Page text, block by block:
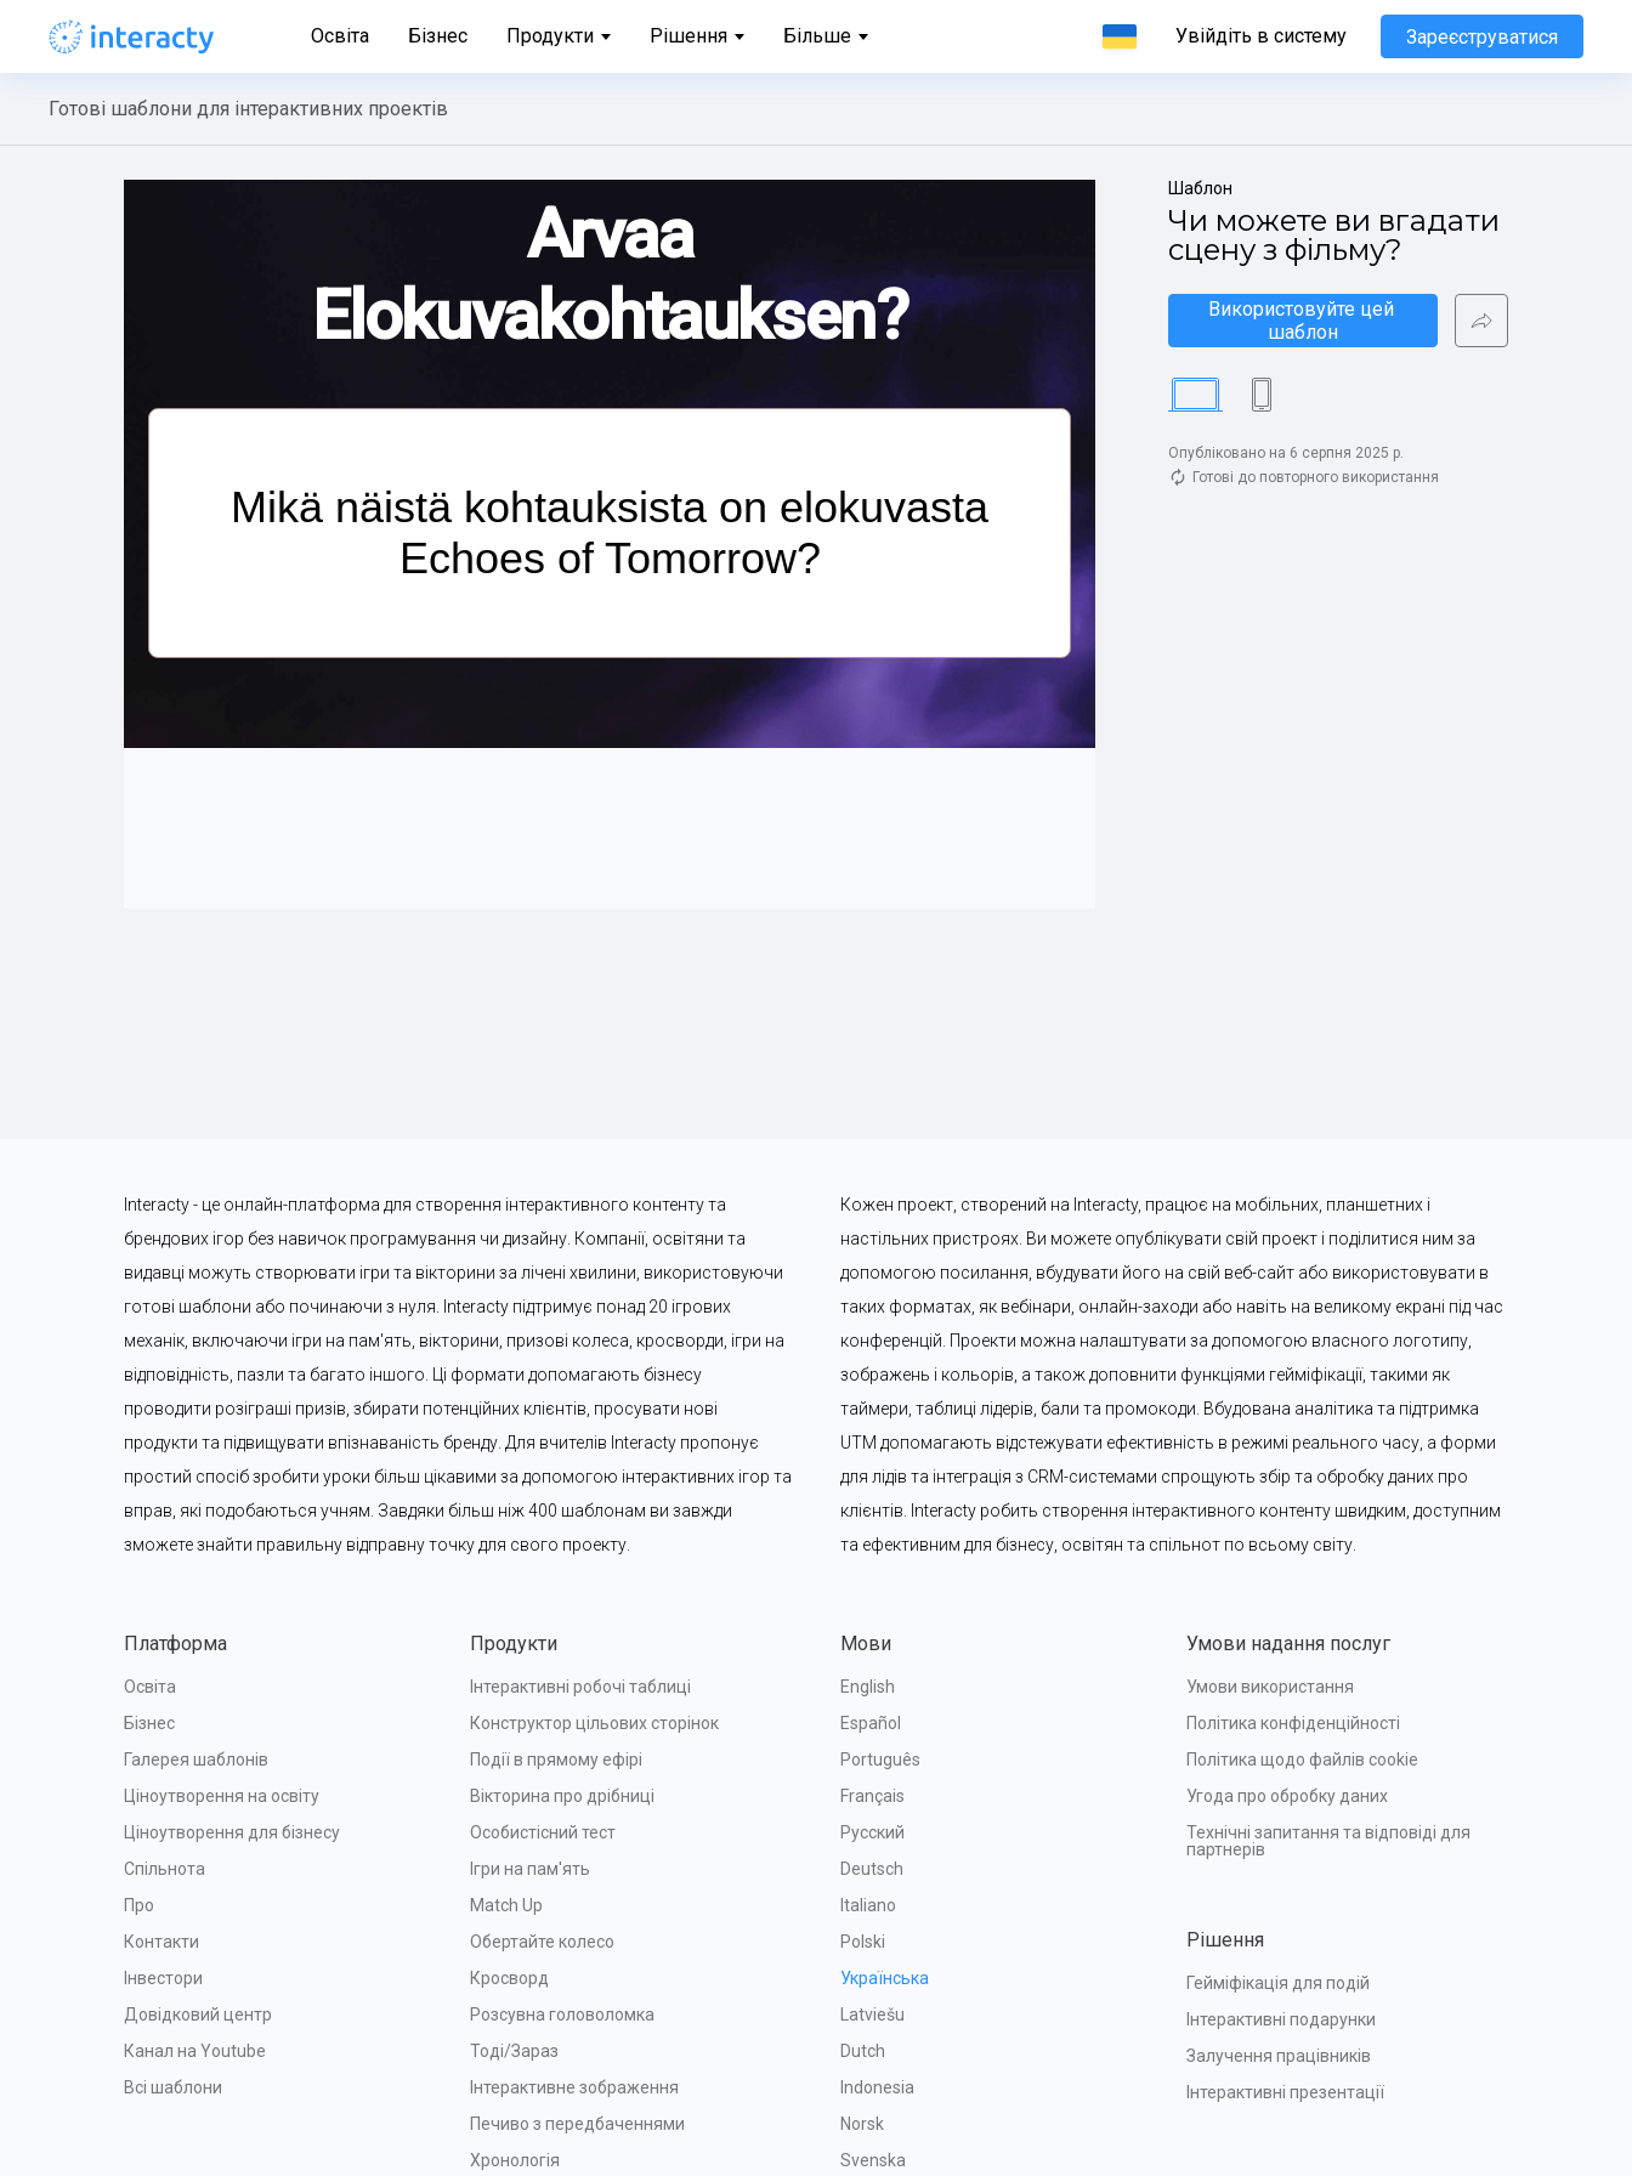
Освіта Бізнес Продукти Рішення Більше Увійдіть в систему Зареєструватися
Готові шаблони для інтерактивних проектів
Шаблон
Чи можете ви вгадати
сцену з фільму?
Використовуйте цей
шаблон
Опубліковано на 6 серпня 2025 р.
Готові до повторного використання
Interacty - це онлайн-платформа для створення інтерактивного контенту та
брендових ігор без навичок програмування чи дизайну. Компанії, освітяни та
видавці можуть створювати ігри та вікторини за лічені хвилини, використовуючи
готові шаблони або починаючи з нуля. Interacty підтримує понад 20 ігрових
механік, включаючи ігри на пам'ять, вікторини, призові колеса, кросворди, ігри на
відповідність, пазли та багато іншого. Ці формати допомагають бізнесу
проводити розіграші призів, збирати потенційних клієнтів, просувати нові
продукти та підвищувати впізнаваність бренду. Для вчителів Interacty пропонує
простий спосіб зробити уроки більш цікавими за допомогою інтерактивних ігор та
вправ, які подобаються учням. Завдяки більш ніж 400 шаблонам ви завжди
зможете знайти правильну відправну точку для свого проекту.
Кожен проект, створений на Interacty, працює на мобільних, планшетних і
настільних пристроях. Ви можете опублікувати свій проект і поділитися ним за
допомогою посилання, вбудувати його на свій веб-сайт або використовувати в
таких форматах, як вебінари, онлайн-заходи або навіть на великому екрані під час
конференцій. Проекти можна налаштувати за допомогою власного логотипу,
зображень і кольорів, а також доповнити функціями гейміфікації, такими як
таймери, таблиці лідерів, бали та промокоди. Вбудована аналітика та підтримка
UTM допомагають відстежувати ефективність в режимі реального часу, а форми
для лідів та інтеграція з CRM-системами спрощують збір та обробку даних про
клієнтів. Interacty робить створення інтерактивного контенту швидким, доступним
та ефективним для бізнесу, освітян та спільнот по всьому світу.
Платформа
Освіта
Бізнес
Галерея шаблонів
Ціноутворення на освіту
Ціноутворення для бізнесу
Спільнота
Про
Контакти
Інвестори
Довідковий центр
Канал на Youtube
Всі шаблони
Продукти
Інтерактивні робочі таблиці
Конструктор цільових сторінок
Події в прямому ефірі
Вікторина про дрібниці
Особистісний тест
Ігри на пам'ять
Match Up
Обертайте колесо
Кросворд
Розсувна головоломка
Тоді/Зараз
Інтерактивне зображення
Печиво з передбаченнями
Хронологія
Мови
English
Español
Português
Français
Русский
Deutsch
Italiano
Polski
Українська
Latviešu
Dutch
Indonesia
Norsk
Svenska
Умови надання послуг
Умови використання
Політика конфіденційності
Політика щодо файлів cookie
Угода про обробку даних
Технічні запитання та відповіді для
партнерів
Рішення
Гейміфікація для подій
Інтерактивні подарунки
Залучення працівників
Інтерактивні презентації